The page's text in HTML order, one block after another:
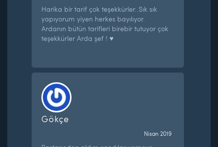
Harika bir tarif çok teşekkürler..Sık sık
yapıyorum yiyen herkes bayılıyor.
Ardanın bütün tarifleri birebir tutuyor çok
teşekkürler Arda şef ! ♥️
Gökçe
Nisan 2019